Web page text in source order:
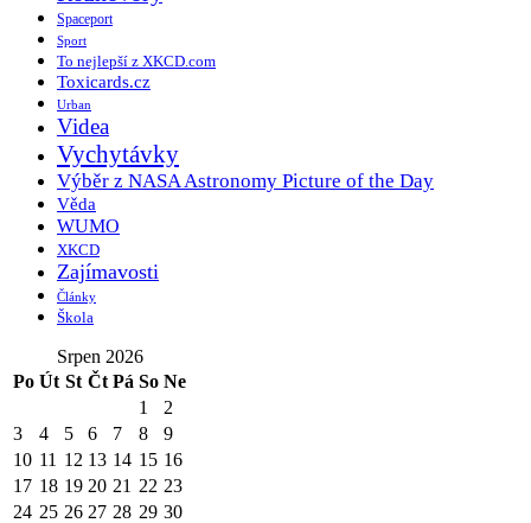
Spaceport
Sport
To nejlepší z XKCD.com
Toxicards.cz
Urban
Videa
Vychytávky
Výběr z NASA Astronomy Picture of the Day
Věda
WUMO
XKCD
Zajímavosti
Články
Škola
Srpen 2026
Po Út St Čt Pá So Ne
1
2
3
4 5 6 7 8
9
10 11 12 13 14 15 16
17 18 19 20 21 22 23
24 25 26 27 28 29 30